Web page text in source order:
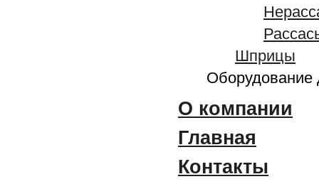
Шприцы
Оборудование
О компании
Главная
Контакты